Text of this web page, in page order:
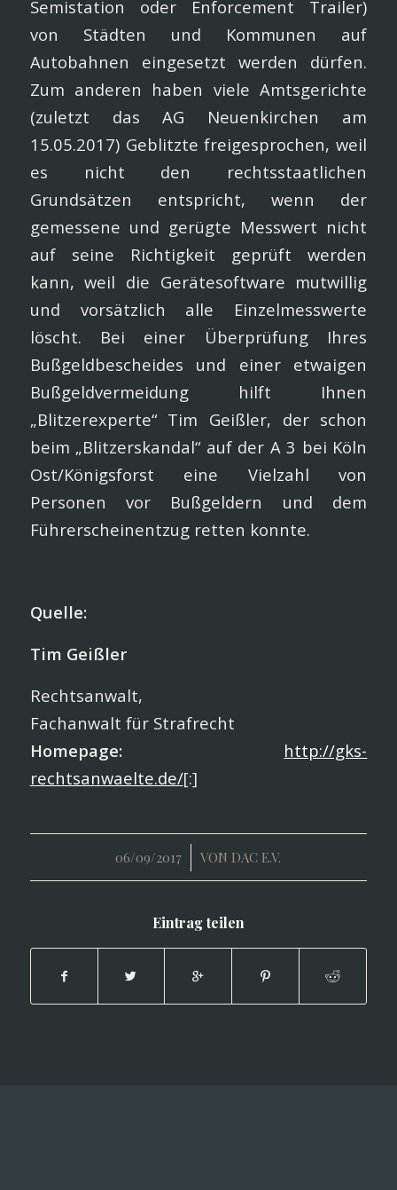
Semistation oder Enforcement Trailer)
von Städten und Kommunen auf
Autobahnen eingesetzt werden dürfen.
Zum anderen haben viele Amtsgerichte
(zuletzt das AG Neuenkirchen am
15.05.2017) Geblitzte freigesprochen, weil
es nicht den rechtsstaatlichen
Grundsätzen entspricht, wenn der
gemessene und gerügte Messwert nicht
auf seine Richtigkeit geprüft werden
kann, weil die Gerätesoftware mutwillig
und vorsätzlich alle Einzelmesswerte
löscht. Bei einer Überprüfung Ihres
Bußgeldbescheides und einer etwaigen
Bußgeldvermeidung hilft Ihnen
„Blitzerexperte“ Tim Geißler, der schon
beim „Blitzerskandal“ auf der A 3 bei Köln
Ost/Königsforst eine Vielzahl von
Personen vor Bußgeldern und dem
Führerscheinentzug retten konnte.
Quelle:
Tim Geißler
Rechtsanwalt,
Fachanwalt für Strafrecht
Homepage:
http://gks-
rechtsanwaelte.de/[:]
06/09/2017
/ VON DAC E.V.
Eintrag teilen